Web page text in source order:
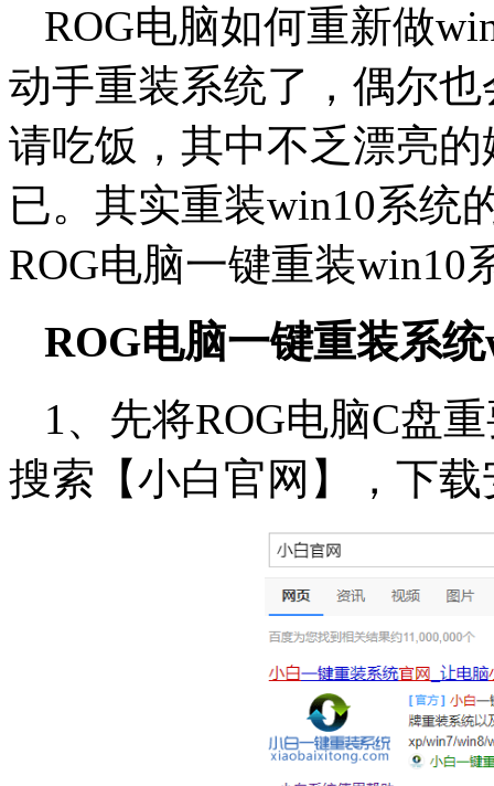
ROG电脑如何重新做
动手重装系统了，偶尔
请吃饭，其中不乏漂亮
已。其实重装win10系统
ROG电脑一键重装win10
ROG电脑一键重装系
1、先将ROG电脑C盘
搜索【小白官网】，下